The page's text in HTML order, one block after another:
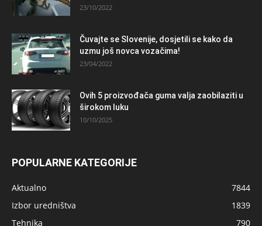
23/10/2022
Čuvajte se Slovenije, dosjetili se kako da
uzmu još novca vozačima!
23/04/2022
Ovih 5 proizvođača guma valja zaobilaziti u
širokom luku
10/10/2025
POPULARNE KATEGORIJE
Aktualno
7844
Izbor uredništva
1839
Tehnika
790